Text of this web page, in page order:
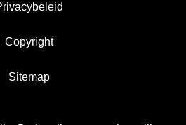
Copyright
Sitemap